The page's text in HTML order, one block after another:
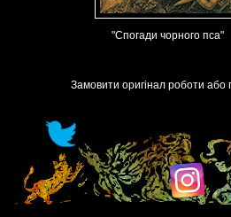
"Спогади чорного пса"
Замовити оригінал роботи або